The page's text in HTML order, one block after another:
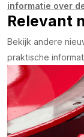
informatie over
Relevant
Bekijk andere
praktische